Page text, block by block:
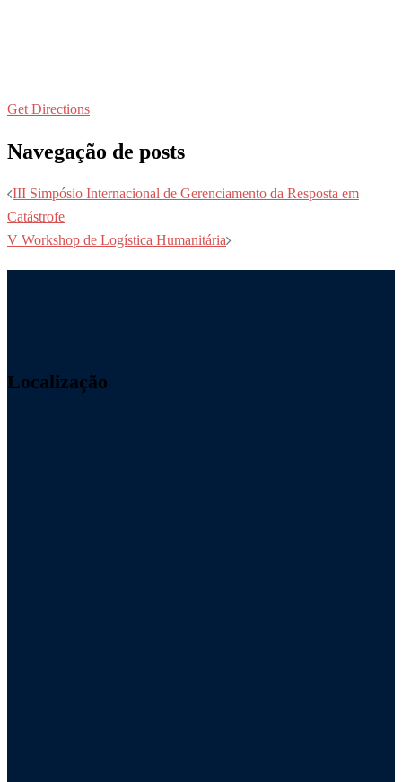
Get Directions
Navegação de posts
III Simpósio Internacional de Gerenciamento da Resposta em
Catástrofe
V Workshop de Logística Humanitária
Localização